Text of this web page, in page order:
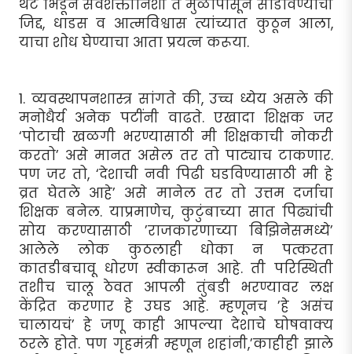
थेट भिडून सर्वशक्तीनिशी ते मुळापासून सोडविण्याची
जिद्द, धाडस व आत्मविश्वास त्यांच्यात कुठून आला,
याचा शोध घेण्याचा आता प्रयत्न करूया.
1. व्यवस्थापनशास्त्र सांगते की, उच्च ध्येय असले की
मनोधैर्य अनेक पटींनी वाढते. एखादा शिक्षक जर
‘पोटाची खळगी भरण्यासाठी मी शिक्षकाची नोकरी
करतो’ असे मानत असेल तर तो पाट्याच टाकणार.
पण जर तो, ‘देशाची नवी पिढी घडविण्यासाठी मी हे
व्रत घेतले आहे’ असे मानेल तर तो उत्तम दर्जाचा
शिक्षक बनेल. याप्रमाणेच, कुटुंबाच्या सात पिढ्यांची
सोय करण्यासाठी ’राजकारणाच्या बिझिनेसमध्ये’
आलेले लोक कुठलाही धोका न पत्करता
कातडीबचावू धोरण स्वीकारून आहे. ती परिस्थिती
तशीच चालू ठेवत आपली तुंबडी भरण्यावर लक्ष
केंद्रित करणार हे उघड आहे. म्हणूनच ’हे असंच
चालायचं’ हे जणू काही आपल्या देशाचे घोषवाक्य
ठरले होते. पण गृहमंत्री म्हणून शहांनी,’काहीही झाले